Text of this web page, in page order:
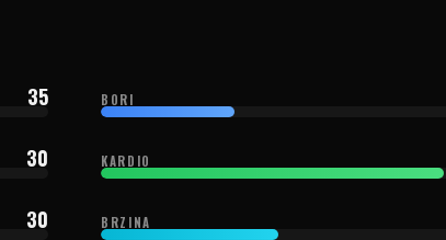
35 BORI
30 KARDIO
30 BRZINA